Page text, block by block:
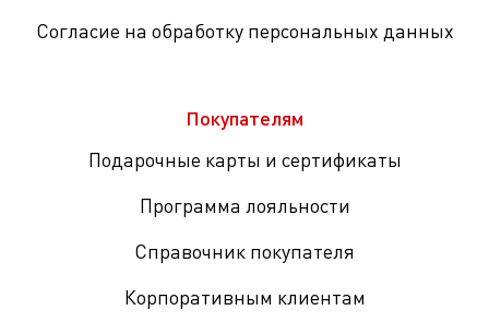
Согласие на обработку персональных данных
Покупателям
Подарочные карты и сертификаты
Программа лояльности
Справочник покупателя
Корпоративным клиентам